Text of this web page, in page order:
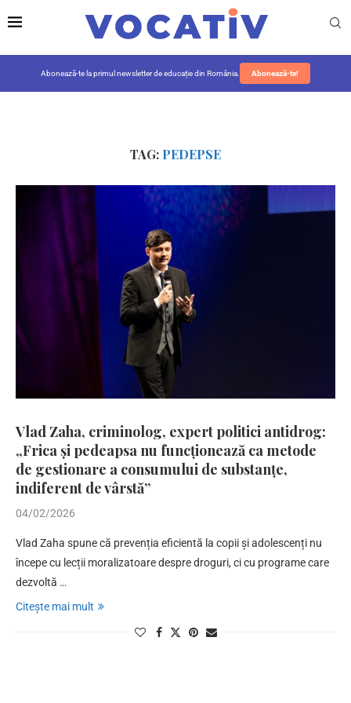
Abonează-te la primul newsletter de educație din România. Abonează-te!
TAG: PEDEPSE
Vlad Zaha, criminolog, expert politici antidrog:
„Frica și pedeapsa nu funcționează ca metode
de gestionare a consumului de substanțe,
indiferent de vârstă”
04/02/2026
Vlad Zaha spune că prevenția eficientă la copii și adolescenți nu
începe cu lecții moralizatoare despre droguri, ci cu programe care
dezvoltă …
Citește mai mult